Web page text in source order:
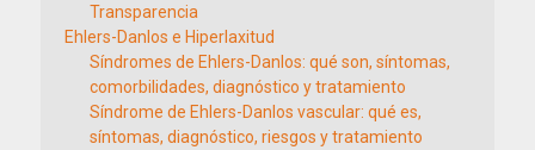
Transparencia
Ehlers-Danlos e Hiperlaxitud
Síndromes de Ehlers-Danlos: qué son, síntomas,
comorbilidades, diagnóstico y tratamiento
Síndrome de Ehlers-Danlos vascular: qué es,
síntomas, diagnóstico, riesgos y tratamiento